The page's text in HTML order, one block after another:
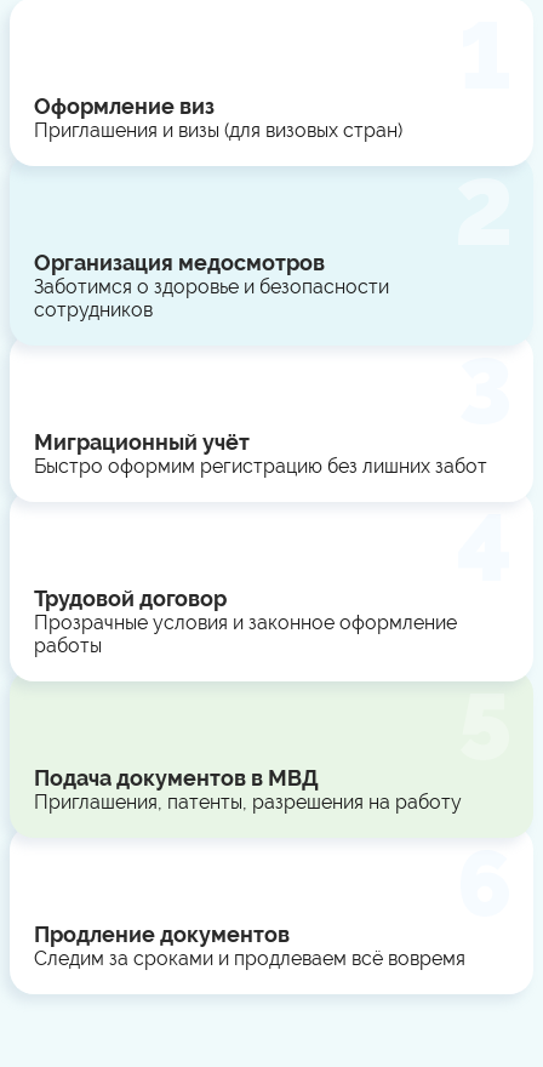
Оформление виз
Приглашения и визы (для визовых стран)
Организация медосмотров
Заботимся о здоровье и безопасности
сотрудников
Миграционный учёт
Быстро оформим регистрацию без лишних забот
Трудовой договор
Прозрачные условия и законное оформление
работы
Подача документов в МВД
Приглашения, патенты, разрешения на работу
Продление документов
Следим за сроками и продлеваем всё вовремя